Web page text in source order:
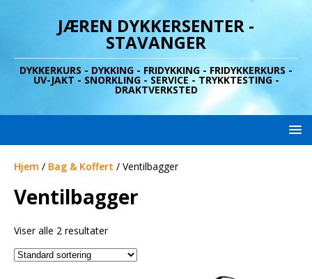
JÆREN DYKKERSENTER -
STAVANGER
DYKKERKURS - DYKKING - FRIDYKKING - FRIDYKKERKURS -
UV-JAKT - SNORKLING - SERVICE - TRYKKTESTING -
DRAKTVERKSTED
Hjem / Bag & Koffert / Ventilbagger
Ventilbagger
Viser alle 2 resultater